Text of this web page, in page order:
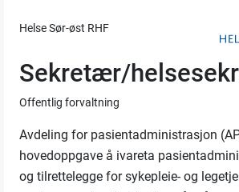
Helse Sør-øst RHF
Sekretær/
Offentlig forvaltning
Avdeling for pasientadministrasjon
hovedoppgave å ivareta
og tilrettelegge for sykepleie- og